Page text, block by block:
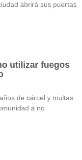
abrirá sus puertas
utilizar fuegos
de cárcel y multas
a no